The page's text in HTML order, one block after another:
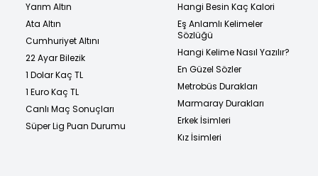
Yarım Altın
Ata Altın
Cumhuriyet Altını
22 Ayar Bilezik
1 Dolar Kaç TL
1 Euro Kaç TL
Canlı Maç Sonuçları
Süper Lig Puan Durumu
Hangi Besin Kaç Kalori
Eş Anlamlı Kelimeler
Sözlüğü
Hangi Kelime Nasıl Yazılır?
En Güzel Sözler
Metrobüs Durakları
Marmaray Durakları
Erkek İsimleri
Kız İsimleri